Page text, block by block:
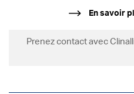
En savoir
Prenez contact avec